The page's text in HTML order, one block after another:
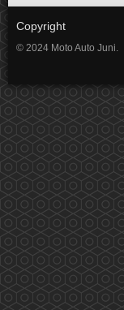
Copyright
© 2024 Moto Auto Juni.